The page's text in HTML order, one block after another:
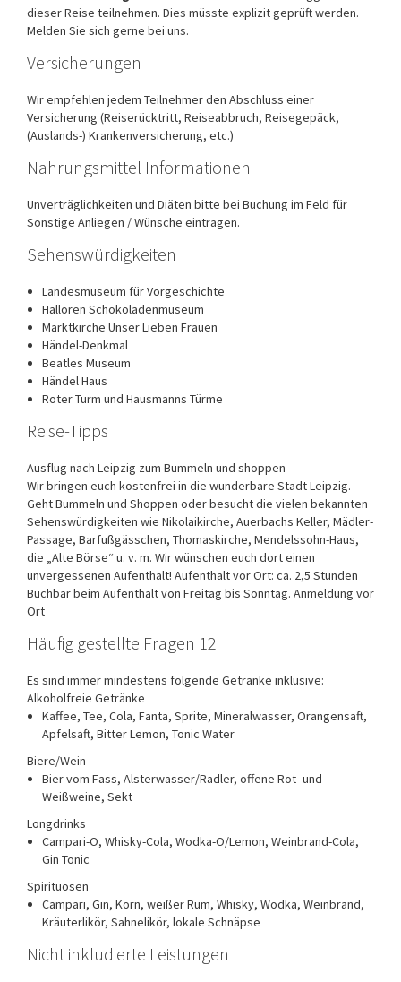
dieser Reise teilnehmen. Dies müsste explizit geprüft werden.
Melden Sie sich gerne bei uns.
Versicherungen
Wir empfehlen jedem Teilnehmer den Abschluss einer
Versicherung (Reiserücktritt, Reiseabbruch, Reisegepäck,
(Auslands-) Krankenversicherung, etc.)
Nahrungsmittel Informationen
Unverträglichkeiten und Diäten bitte bei Buchung im Feld für
Sonstige Anliegen / Wünsche eintragen.
Sehenswürdigkeiten
Landesmuseum für Vorgeschichte
Halloren Schokoladenmuseum
Marktkirche Unser Lieben Frauen
Händel-Denkmal
Beatles Museum
Händel Haus
Roter Turm und Hausmanns Türme
Reise-Tipps
Ausflug nach Leipzig zum Bummeln und shoppen
Wir bringen euch kostenfrei in die wunderbare Stadt Leipzig.
Geht Bummeln und Shoppen oder besucht die vielen bekannten
Sehenswürdigkeiten wie Nikolaikirche, Auerbachs Keller, Mädler-
Passage, Barfußgässchen, Thomaskirche, Mendelssohn-Haus,
die „Alte Börse“ u. v. m. Wir wünschen euch dort einen
unvergessenen Aufenthalt! Aufenthalt vor Ort: ca. 2,5 Stunden
Buchbar beim Aufenthalt von Freitag bis Sonntag. Anmeldung vor
Ort
Häufig gestellte Fragen 12
Es sind immer mindestens folgende Getränke inklusive:
Alkoholfreie Getränke
Kaffee, Tee, Cola, Fanta, Sprite, Mineralwasser, Orangensaft,
Apfelsaft, Bitter Lemon, Tonic Water
Biere/Wein
Bier vom Fass, Alsterwasser/Radler, offene Rot- und
Weißweine, Sekt
Longdrinks
Campari-O, Whisky-Cola, Wodka-O/Lemon, Weinbrand-Cola,
Gin Tonic
Spirituosen
Campari, Gin, Korn, weißer Rum, Whisky, Wodka, Weinbrand,
Kräuterlikör, Sahnelikör, lokale Schnäpse
Nicht inkludierte Leistungen